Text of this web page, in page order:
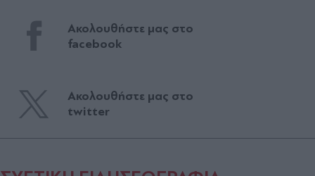
Ακολουθήστε μας στο
facebook
Ακολουθήστε μας στο
twitter